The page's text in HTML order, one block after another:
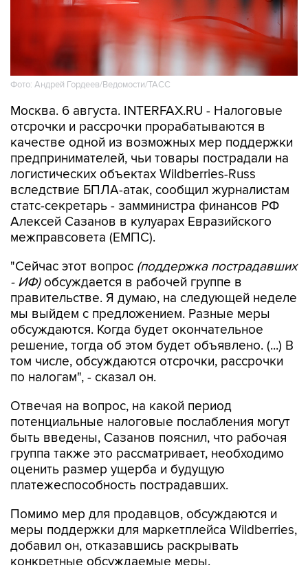
Фото: Андрей Гордеев/Ведомости/ТАСС
Москва. 6 августа. INTERFAX.RU - Налоговые
отсрочки и рассрочки прорабатываются в
качестве одной из возможных мер поддержки
предпринимателей, чьи товары пострадали на
логистических объектах Wildberries-Russ
вследствие БПЛА-атак, сообщил журналистам
статс-секретарь - замминистра финансов РФ
Алексей Сазанов в кулуарах Евразийского
межправсовета (ЕМПС).
"Сейчас этот вопрос (поддержка пострадавших
- ИФ)обсуждается в рабочей группе в
правительстве. Я думаю, на следующей неделе
мы выйдем с предложением. Разные меры
обсуждаются. Когда будет окончательное
решение, тогда об этом будет объявлено. (...) В
том числе, обсуждаются отсрочки, рассрочки
по налогам", - сказал он.
Отвечая на вопрос, на какой период
потенциальные налоговые послабления могут
быть введены, Сазанов пояснил, что рабочая
группа также это рассматривает, необходимо
оценить размер ущерба и будущую
платежеспособность пострадавших.
Помимо мер для продавцов, обсуждаются и
меры поддержки для маркетплейса Wildberries,
добавил он, отказавшись раскрывать